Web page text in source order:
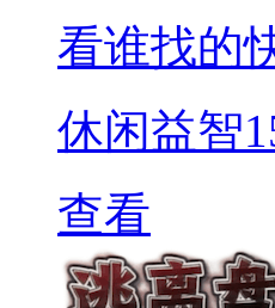
看谁找的
休闲益智
查看